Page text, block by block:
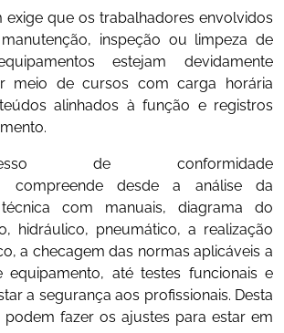
exige que os trabalhadores envolvidos
inspeção ou limpeza de
estejam devidamente
meio de cursos com carga horária
alinhados à função e registros
de conformidade
compreende desde a análise da
com manuais, diagrama do
hidráulico, pneumático, a realização
a checagem das normas aplicáveis a
equipamento, até testes funcionais e
a segurança aos profissionais. Desta
fazer os ajustes para estar em